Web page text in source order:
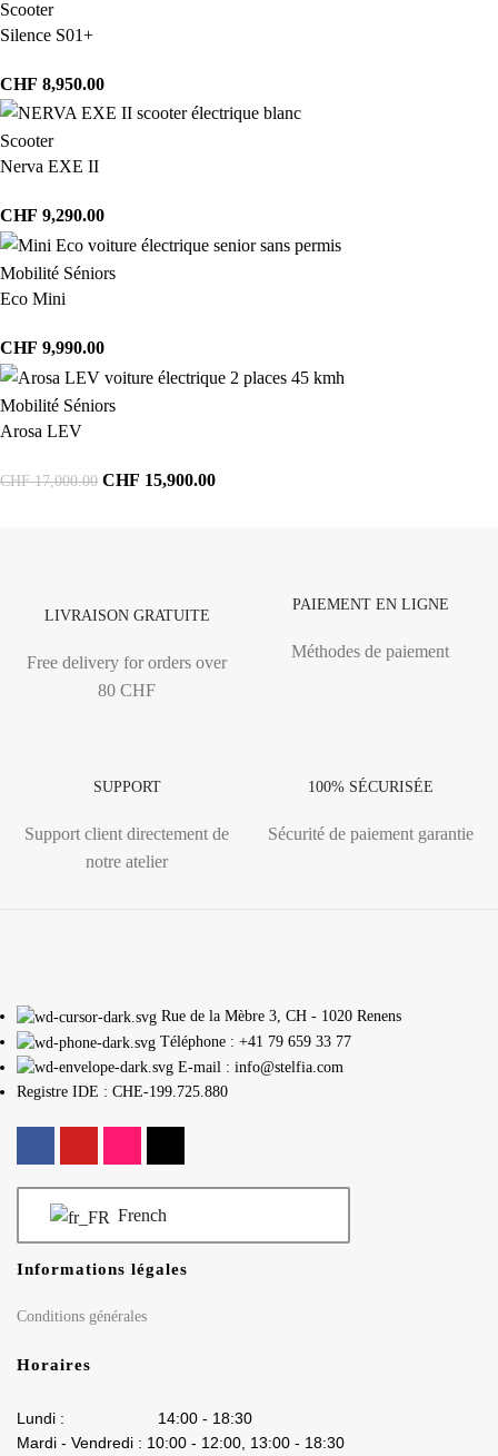
Scooter
Silence S01+
CHF 8,950.00
Scooter
Nerva EXE II
CHF 9,290.00
Mobilité Séniors
Eco Mini
CHF 9,990.00
Mobilité Séniors
Arosa LEV
CHF17,000.00 CHF 15,900.00
LIVRAISON GRATUITE
Free delivery for orders over
80 CHF
PAIEMENT EN LIGNE
Méthodes de paiement
SUPPORT
Support client directement de
notre atelier
100% SÉCURISÉE
Sécurité de paiement garantie
Rue de la Mèbre 3, CH - 1020 Renens
Téléphone : +41 79 659 33 77
E-mail : info@stelfia.com
Registre IDE : CHE-199.725.880
French
Informations légales
Conditions générales
Horaires
Lundi : 14:00 - 18:30
Mardi - Vendredi : 10:00 - 12:00, 13:00 - 18:30